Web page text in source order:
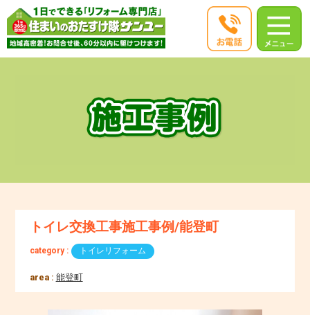
トイレ交換工事施工事例/能登町
category : トイレリフォーム
area : 能登町